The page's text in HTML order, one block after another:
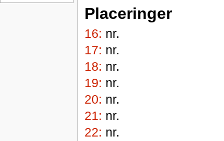
Placeringer
16: nr.
17: nr.
18: nr.
19: nr.
20: nr.
21: nr.
22: nr.